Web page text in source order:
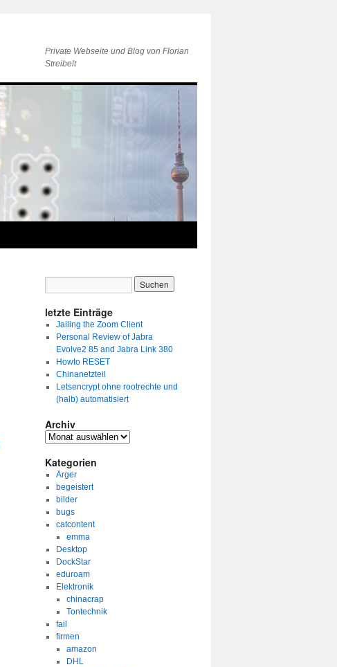
Private Webseite und Blog von Florian
Streibelt
letzte Einträge
Jailing the Zoom Client
Personal Review of Jabra
Evolve2 85 and Jabra Link 380
Howto RESET
Chinanetzteil
Letsencrypt ohne rootrechte und
(halb) automatisiert
Archiv
Archiv
Kategorien
Ärger
begeistert
bilder
bugs
catcontent
emma
Desktop
DockStar
eduroam
Elektronik
chinacrap
Tontechnik
fail
firmen
amazon
DHL